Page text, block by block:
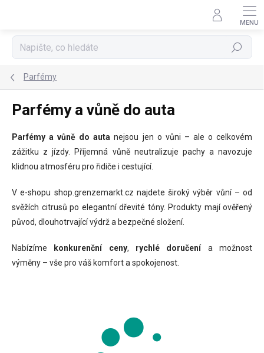
Hledat
Parfémy
Parfémy a vůně do auta
Parfémy a vůně do auta nejsou jen o vůni – ale o celkovém
zážitku z jízdy. Příjemná vůně neutralizuje pachy a navozuje
klidnou atmosféru pro řidiče i cestující.
V e-shopu shop.grenzemarkt.cz najdete široký výběr vůní – od
svěžích citrusů po elegantní dřevité tóny. Produkty mají ověřený
původ, dlouhotrvající výdrž a bezpečné složení.
Nabízíme konkurenční ceny, rychlé doručenía možnost
výměny – vše pro váš komfort a spokojenost.